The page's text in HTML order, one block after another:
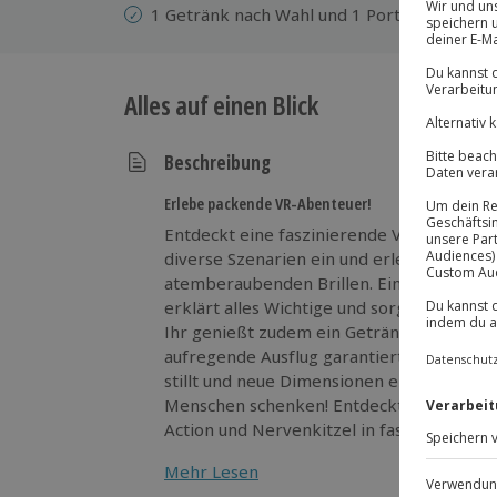
1 Getränk nach Wahl und 1 Portion Nachos
Alles auf einen Blick
Beschreibung
Erlebe packende VR-Abenteuer!
Entdeckt eine faszinierende Virtual-
diverse Szenarien ein und erlebt
atemberaubenden Brillen. Ein
erklärt alles Wichtige und sorgt für eine
Ihr genießt zudem ein Getränk nach Wahl
aufregende Ausflug garantiert
stillt und neue Dimensionen erkundet.
Menschen schenken! Entdeckt spannende VR-Erlebnisse für 2! Erlebt
Action und Nervenkitzel in
Mehr Lesen